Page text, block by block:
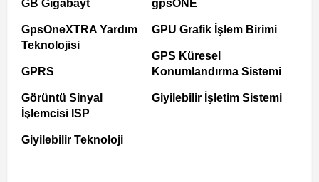
GB Gigabayt
GpsOneXTRA Yardım
Teknolojisi
GPRS
Görüntü Sinyal
İşlemcisi ISP
Giyilebilir Teknoloji
gpsONE
GPU Grafik İşlem Birimi
GPS Küresel
Konumlandırma Sistemi
Giyilebilir İşletim Sistemi